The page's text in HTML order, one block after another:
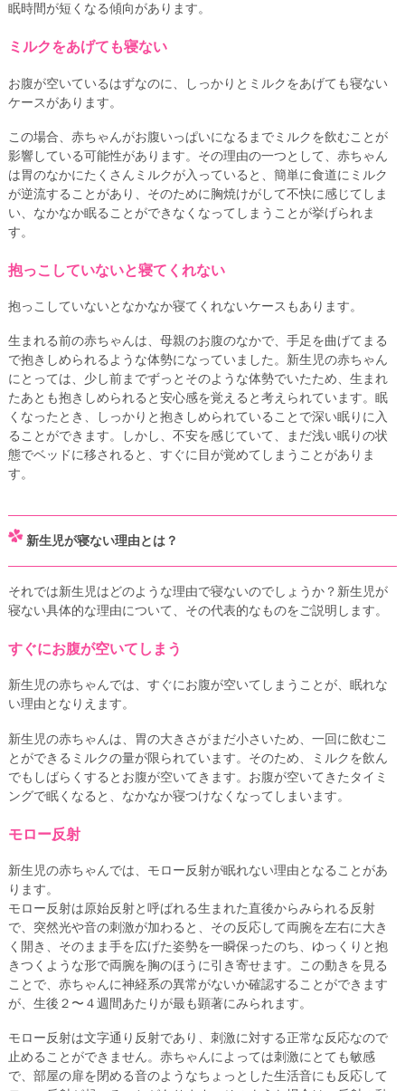
眠時間が短くなる傾向があります。
ミルクをあげても寝ない
お腹が空いているはずなのに、しっかりとミルクをあげても寝ない
ケースがあります。
この場合、赤ちゃんがお腹いっぱいになるまでミルクを飲むことが
影響している可能性があります。その理由の一つとして、赤ちゃん
は胃のなかにたくさんミルクが入っていると、簡単に食道にミルク
が逆流することがあり、そのために胸焼けがして不快に感じてしま
い、なかなか眠ることができなくなってしまうことが挙げられま
す。
抱っこしていないと寝てくれない
抱っこしていないとなかなか寝てくれないケースもあります。
生まれる前の赤ちゃんは、母親のお腹のなかで、手足を曲げてまる
で抱きしめられるような体勢になっていました。新生児の赤ちゃん
にとっては、少し前までずっとそのような体勢でいたため、生まれ
たあとも抱きしめられると安心感を覚えると考えられています。眠
くなったとき、しっかりと抱きしめられていることで深い眠りに入
ることができます。しかし、不安を感じていて、まだ浅い眠りの状
態でベッドに移されると、すぐに目が覚めてしまうことがありま
す。
新生児が寝ない理由とは？
それでは新生児はどのような理由で寝ないのでしょうか？新生児が
寝ない具体的な理由について、その代表的なものをご説明します。
すぐにお腹が空いてしまう
新生児の赤ちゃんでは、すぐにお腹が空いてしまうことが、眠れな
い理由となりえます。
新生児の赤ちゃんは、胃の大きさがまだ小さいため、一回に飲むこ
とができるミルクの量が限られています。そのため、ミルクを飲ん
でもしばらくするとお腹が空いてきます。お腹が空いてきたタイミ
ングで眠くなると、なかなか寝つけなくなってしまいます。
モロー反射
新生児の赤ちゃんでは、モロー反射が眠れない理由となることがあ
ります。
モロー反射は原始反射と呼ばれる生まれた直後からみられる反射
で、突然光や音の刺激が加わると、その反応して両腕を左右に大き
く開き、そのまま手を広げた姿勢を一瞬保ったのち、ゆっくりと抱
きつくような形で両腕を胸のほうに引き寄せます。この動きを見る
ことで、赤ちゃんに神経系の異常がないか確認することができます
が、生後２〜４週間あたりが最も顕著にみられます。
モロー反射は文字通り反射であり、刺激に対する正常な反応なので
止めることができません。赤ちゃんによっては刺激にとても敏感
で、部屋の扉を閉める音のようなちょっとした生活音にも反応して